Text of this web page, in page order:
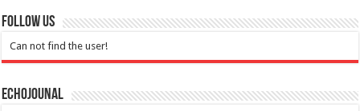
Follow Us
Can not find the user!
Echojounal